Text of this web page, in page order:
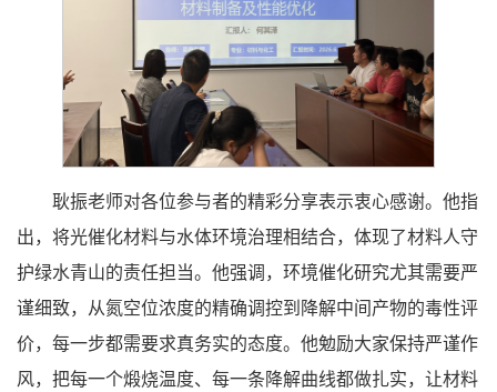
耿振老师对各位参与者的精彩分享表示衷心感谢。他指
出，将光催化材料与水体环境治理相结合，体现了材料人守
护绿水青山的责任担当。他强调，环境催化研究尤其需要严
谨细致，从氮空位浓度的精确调控到降解中间产物的毒性评
价，每一步都需要求真务实的态度。他勉励大家保持严谨作
风，把每一个煅烧温度、每一条降解曲线都做扎实，让材料